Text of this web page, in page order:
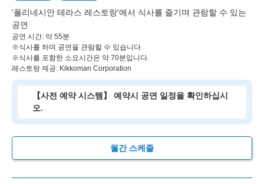
'폴리네시안 테라스 레스토랑'에서 식사를 즐기며 관람할 수 있는
공연
공연 시간: 약 55분
※식사를 하며 공연을 관람할 수 있습니다.
※식사를 포함한 소요시간은 약 70분입니다.
레스토랑 제공: Kikkoman Corporation
【사전 예약 시스템】 예약시 공연 일정을 확인하십시
오.
월간 스케줄